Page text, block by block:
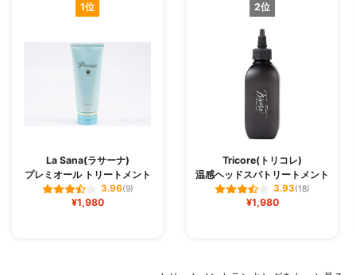
1位
La Sana(ラサーナ)
プレミオール トリートメント
3.96(9)
¥1,980
2位
Tricore(トリコレ)
温感ヘッドスパトリートメント
3.93(18)
¥1,980